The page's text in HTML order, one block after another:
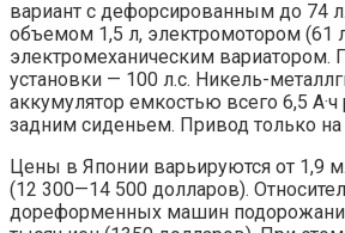
вариант с дефорсированным до 74
объемом 1,5 л, электромотором (61
электромеханическим вариатором.
установки — 100 л.с. Никель-
аккумулятор емкостью всего 6,5
задним сиденьем. Привод только
Цены в Японии варьируются от 1,9
(12 300—14 500 долларов).
дореформенных машин